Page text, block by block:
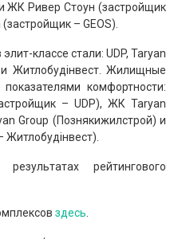
ЖК Ривер Стоун (застройщик
– GEOS).
классе стали: UDP, Taryan
Житлобудінвест. Жилищные
комфортности:
– UDP), ЖК Taryan
Group (Познякижилстрой) и
рейтингового
здесь